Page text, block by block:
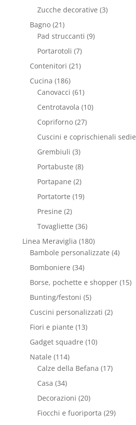
Zucche decorative (3)
Bagno (21)
Pad struccanti (9)
Portarotoli (7)
Contenitori (21)
Cucina (186)
Canovacci (61)
Centrotavola (10)
Copriforno (27)
Cuscini e coprischienali sedie
Grembiuli (3)
Portabuste (8)
Portapane (2)
Portatorte (19)
Presine (2)
Tovagliette (36)
Linea Meraviglia (180)
Bambole personalizzate (4)
Bomboniere (34)
Borse, pochette e shopper (15)
Bunting/festoni (5)
Cuscini personalizzati (2)
Fiori e piante (13)
Gadget squadre (10)
Natale (114)
Calze della Befana (17)
Casa (34)
Decorazioni (20)
Fiocchi e fuoriporta (29)